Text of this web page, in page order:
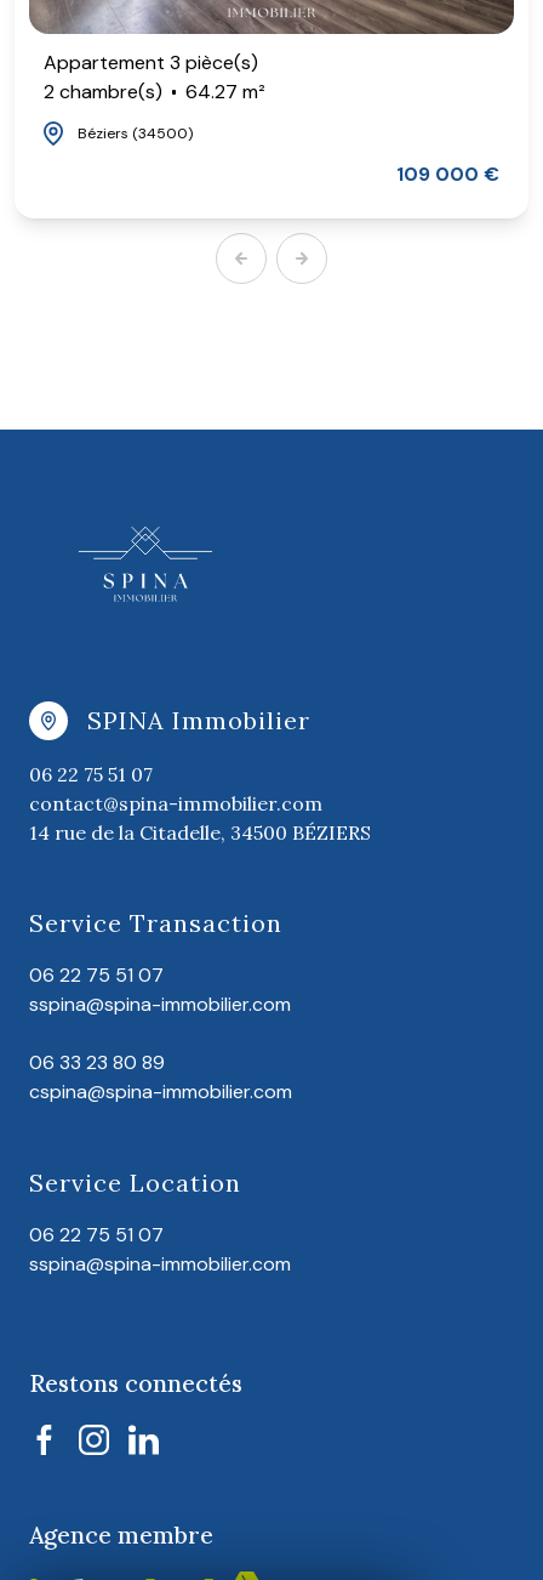
Appartement 3 pièce(s)
2 chambre(s)
64.27 m²
Béziers (34500)
109 000 €
SPINA Immobilier
06 22 75 51 07
contact@spina-immobilier.com
14 rue de la Citadelle, 34500 BÉZIERS
Service Location
06 22 75 51 07
sspina@spina-immobilier.com
Service Transaction
06 22 75 51 07
sspina@spina-immobilier.com
06 33 23 80 89
cspina@spina-immobilier.com
Restons connectés
Agence membre